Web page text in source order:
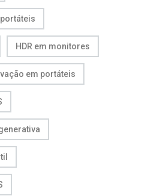
HDR em monitores
em portáteis